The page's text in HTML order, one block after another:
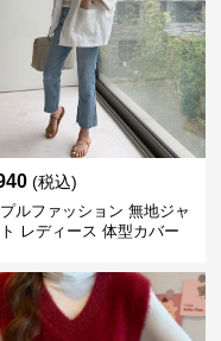
(税込)
ルファッション 無地ジャ
レディース 体型カバー